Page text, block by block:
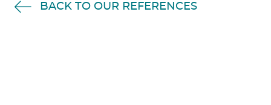
BACK TO OUR REFERENCES